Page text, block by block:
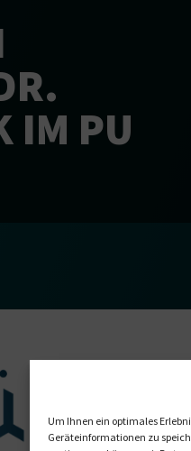
Um Ihnen ein optimales
Geräteinformationen zu
IM PU